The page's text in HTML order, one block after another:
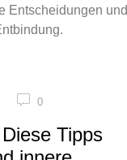
Entscheidungen und
0
Tipps